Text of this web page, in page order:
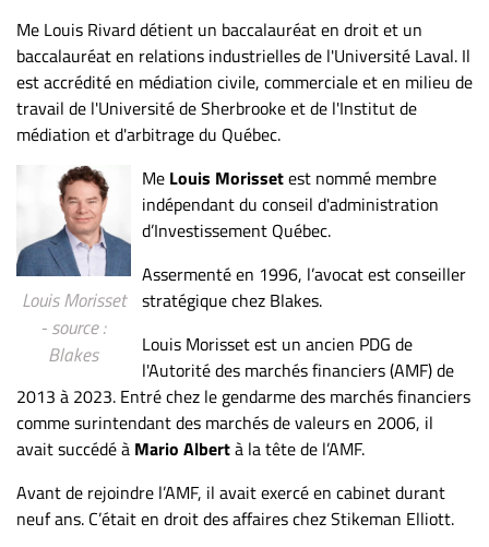
Me Louis Rivard détient un baccalauréat en droit et un
baccalauréat en relations industrielles de l'Université Laval. Il
est accrédité en médiation civile, commerciale et en milieu de
travail de l'Université de Sherbrooke et de l'Institut de
médiation et d'arbitrage du Québec.
Louis Morisset
- source :
Blakes
Me Louis Morissetest nommé membre
indépendant du conseil d'administration
d’Investissement Québec.
Assermenté en 1996, l’avocat est conseiller
stratégique chez Blakes.
Louis Morisset est un ancien PDG de
l'Autorité des marchés financiers (AMF) de
2013 à 2023. Entré chez le gendarme des marchés financiers
comme surintendant des marchés de valeurs en 2006, il
avait succédé à Mario Albertà la tête de l’AMF.
Avant de rejoindre l’AMF, il avait exercé en cabinet durant
neuf ans. C’était en droit des affaires chez Stikeman Elliott.